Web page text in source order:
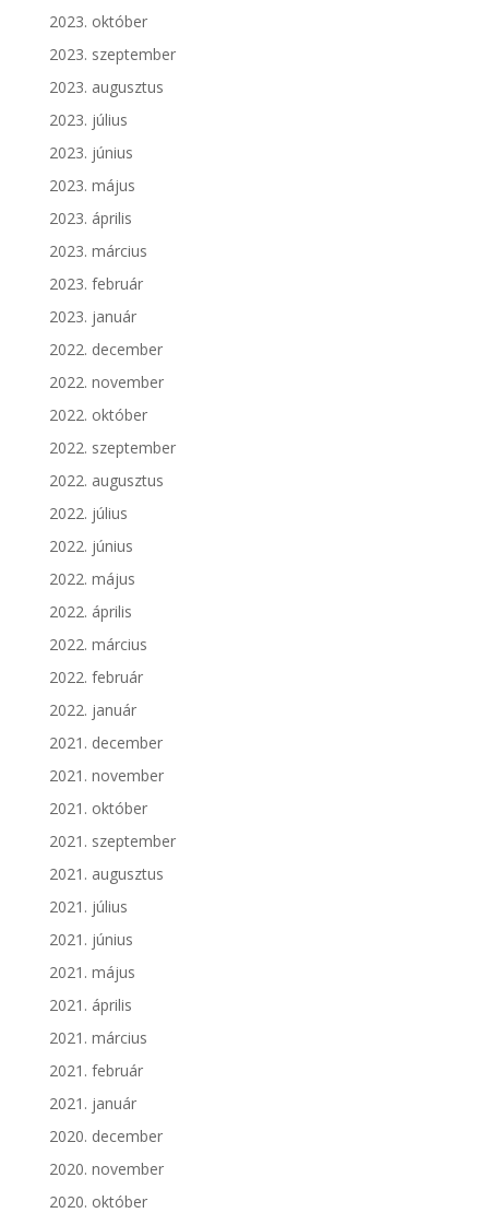
2023. október
2023. szeptember
2023. augusztus
2023. július
2023. június
2023. május
2023. április
2023. március
2023. február
2023. január
2022. december
2022. november
2022. október
2022. szeptember
2022. augusztus
2022. július
2022. június
2022. május
2022. április
2022. március
2022. február
2022. január
2021. december
2021. november
2021. október
2021. szeptember
2021. augusztus
2021. július
2021. június
2021. május
2021. április
2021. március
2021. február
2021. január
2020. december
2020. november
2020. október